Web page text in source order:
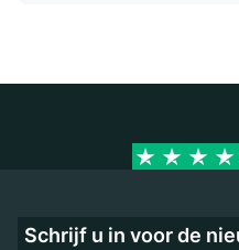
Schrijf u in voor de